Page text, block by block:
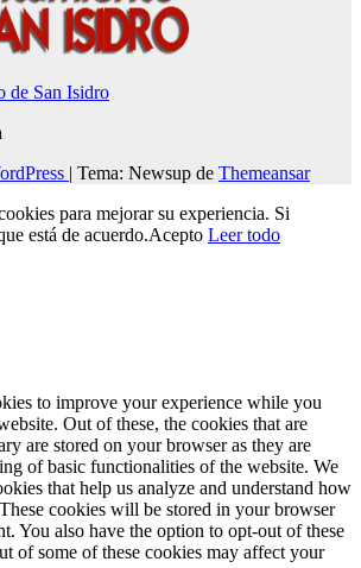
de San Isidro
| Tema: Newsup de Themeansar
para mejorar su experiencia. Si
está de acuerdo.Acepto Leer todo
to improve your experience while you
Out of these, the cookies that are
are stored on your browser as they are
of basic functionalities of the website. We
that help us analyze and understand how
cookies will be stored in your browser
You also have the option to opt-out of these
of some of these cookies may affect your